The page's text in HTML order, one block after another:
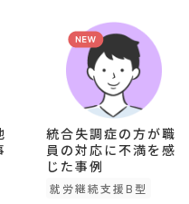
統合失調症の方が職
員の対応に不満を感
じた事例
就労継続支援B型